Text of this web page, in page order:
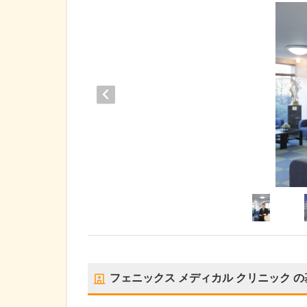
フェニックス メディカル クリニック の